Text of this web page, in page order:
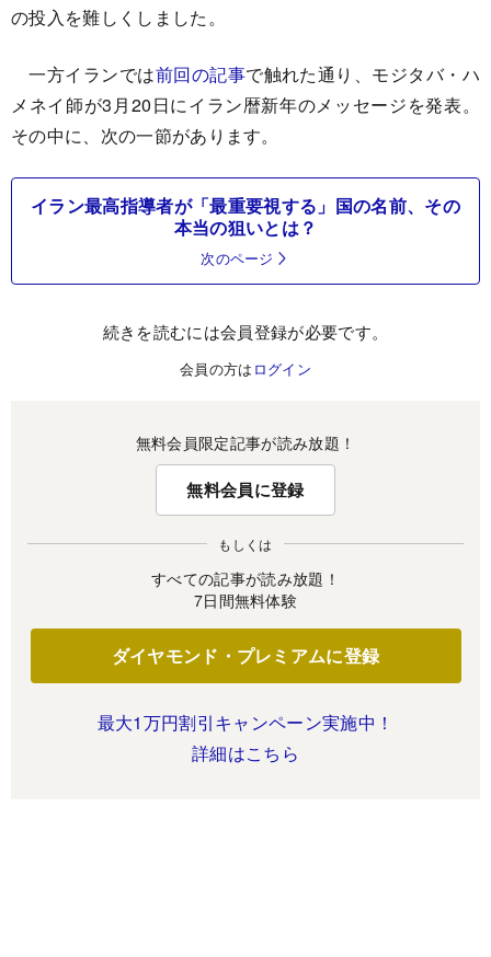
の投入を難しくしました。
一方イランでは前回の記事で触れた通り、モジタバ・ハ
メネイ師が3月20日にイラン暦新年のメッセージを発表。
その中に、次の一節があります。
イラン最高指導者が「最重要視する」国の名前、その
本当の狙いとは？
次のページ
続きを読むには会員登録が必要です。
会員の方は ログイン
無料会員限定記事が読み放題！
無料会員に登録
もしくは
すべての記事が読み放題！
7日間無料体験
ダイヤモンド・プレミアムに登録
最大1万円割引キャンペーン実施中！
詳細はこちら